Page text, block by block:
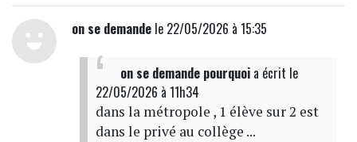
on se demandele 22/05/2026 à 15:35
on se demande pourquoia écrit le
22/05/2026 à 11h34
dans la métropole , 1 élève sur 2 est
dans le privé au collège ...